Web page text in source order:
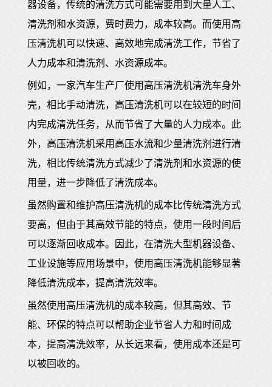
器设备，传统的清洗方式可能需要用到大量人工、
清洗剂和水资源，费时费力，成本较高。而使用高
压清洗机可以快速、高效地完成清洗工作，节省了
人力成本和清洗剂、水资源成本。
例如，一家汽车生产厂使用高压清洗机清洗车身外
壳，相比手动清洗，高压清洗机可以在较短的时间
内完成清洗任务，从而节省了大量的人力成本。此
外，高压清洗机采用高压水流和少量清洗剂进行清
洗，相比传统清洗方式减少了清洗剂和水资源的使
用量，进一步降低了清洗成本。
虽然购置和维护高压清洗机的成本比传统清洗方式
要高，但由于其高效节能的特点，使用一段时间后
可以逐渐回收成本。因此，在清洗大型机器设备、
工业设施等应用场景中，使用高压清洗机能够显著
降低清洗成本，提高清洗效率。
虽然使用高压清洗机的成本较高，但其高效、节
能、环保的特点可以帮助企业节省人力和时间成
本，提高清洗效率，从长远来看，使用成本还是可
以被回收的。